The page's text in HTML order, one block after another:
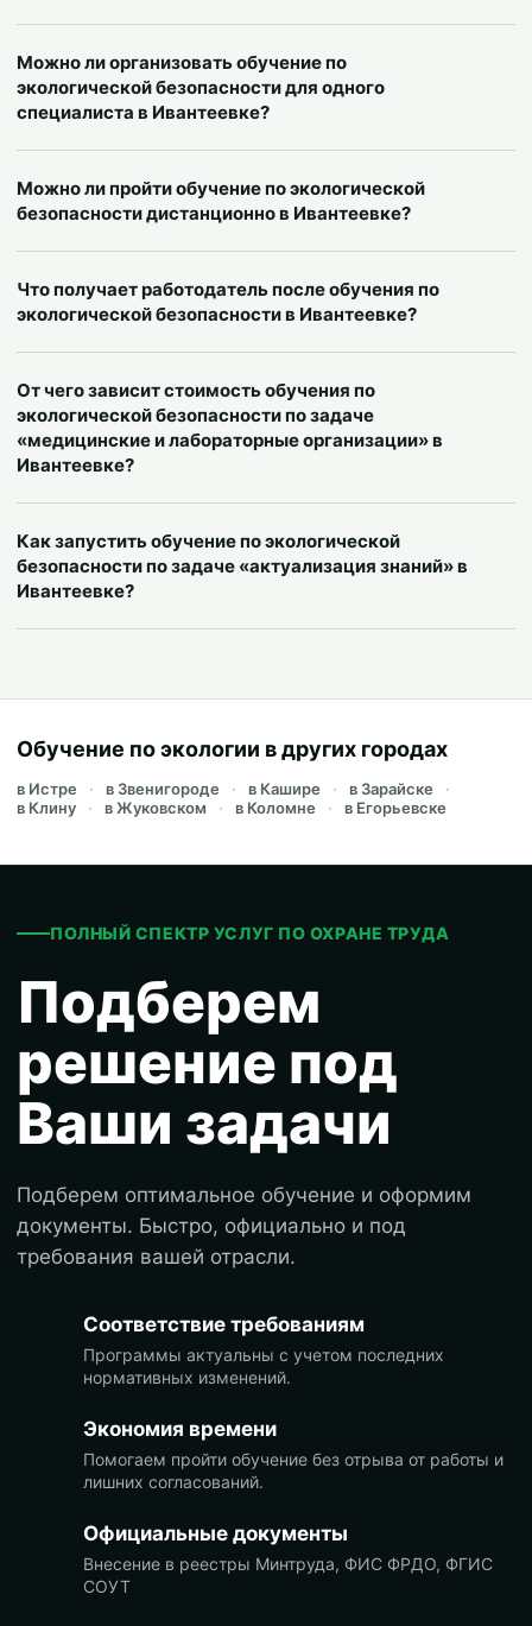
Можно ли организовать обучение по
экологической безопасности для одного
специалиста в Ивантеевке?
Можно ли пройти обучение по экологической
безопасности дистанционно в Ивантеевке?
Что получает работодатель после обучения по
экологической безопасности в Ивантеевке?
От чего зависит стоимость обучения по
экологической безопасности по задаче
«медицинские и лабораторные организации» в
Ивантеевке?
Как запустить обучение по экологической
безопасности по задаче «актуализация знаний» в
Ивантеевке?
Обучение по экологии в других городах
в Истре в Звенигороде в Кашире
в Зарайске
в Клину
в Жуковском в Коломне в Егорьевске
ПОЛНЫЙ СПЕКТР УСЛУГ ПО ОХРАНЕ ТРУДА
Подберем
решение под
Ваши задачи
Подберем оптимальное обучение и оформим
документы. Быстро, официально и под
требования вашей отрасли.
Соответствие требованиям
Программы актуальны с учетом последних
нормативных изменений.
Экономия времени
Помогаем пройти обучение без отрыва от работы и
лишних согласований.
Официальные документы
Внесение в реестры Минтруда, ФИС ФРДО, ФГИС
СОУТ